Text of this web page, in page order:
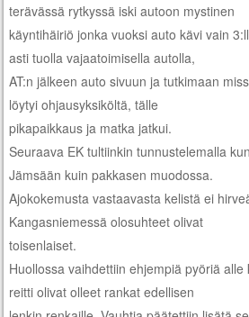
terävässä rytkyssä iski autoon mystinen
käyntihäiriö jonka vuoksi auto kävi vain
asti tuolla vajaatoimisella autolla,
AT:n jälkeen auto sivuun ja tutkimaan
löytyi ohjausyksiköltä, tälle
pikapaikkaus ja matka jatkui.
Seuraava EK tultiinkin tunnustelemalla
Jämsään kuin pakkasen muodossa.
Ajokokemusta vastaavasta kelistä ei
Kangasniemessä olosuhteet olivat
toisenlaiset.
Huollossa vaihdettiin ehjempiä pyöriä
reitti olivat olleet rankat edellisen